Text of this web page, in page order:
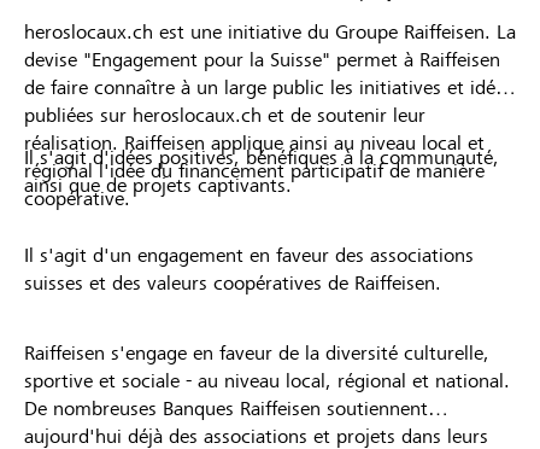
heroslocaux.ch est une initiative du Groupe Raiffeisen. La
devise "Engagement pour la Suisse" permet à Raiffeisen
de faire connaître à un large public les initiatives et idées
publiées sur heroslocaux.ch et de soutenir leur
réalisation. Raiffeisen applique ainsi au niveau local et
régional l'idée du financement participatif de manière
coopérative.
Il s'agit d'idées positives, bénéfiques à la communauté,
ainsi que de projets captivants.
Il s'agit d'un engagement en faveur des associations
suisses et des valeurs coopératives de Raiffeisen.
Raiffeisen s'engage en faveur de la diversité culturelle,
sportive et sociale - au niveau local, régional et national.
De nombreuses Banques Raiffeisen soutiennent
aujourd'hui déjà des associations et projets dans leurs